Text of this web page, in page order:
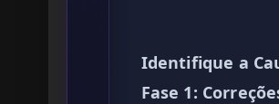
Identifique a
Fase 1: